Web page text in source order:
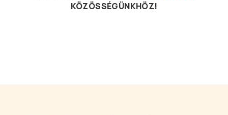
KÖZÖSSÉGÜNKHÖZ!